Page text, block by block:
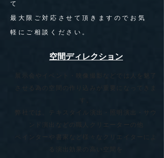
て
最大限ご対応させて頂きますのでお気
軽にご相談ください。
空間ディレクション
展示会やイベント・映像撮影などでは人を魅了
させる為の空間の作り込みが重要になってきま
弊社では、テキスタイル演出・照明演出・サウ
ンド演出などの職人クリエーターの他
ペインターや書家など様々なクリエイターによ
る演出効果の高い空間を